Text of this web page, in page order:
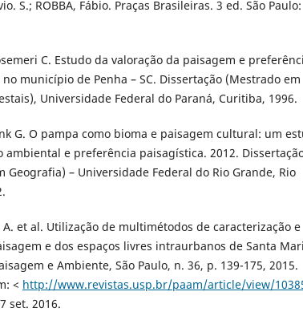
S.; ROBBA, Fábio. Praças Brasileiras. 3 ed. São Paulo:
C. Estudo da valoração da paisagem e
município de Penha – SC. Dissertação (Mestrado em
Universidade Federal do Paraná, Curitiba, 1996.
G. O pampa como bioma e paisagem cultural: um
ambiental e preferência paisagística. 2012.
Geografia) – Universidade Federal do Rio Grande, Rio
A. et al. Utilização de multimétodos de caracterização e
e dos espaços livres intraurbanos de Santa
e Ambiente, São Paulo, n. 36, p. 139-175, 2015.
< http://www.revistas.usp.br/paam/article/view/
set. 2016.